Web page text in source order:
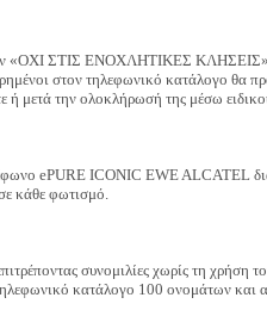
«ΟΧΙ ΣΤΙΣ ΕΝΟΧΛΗΤΙΚΕΣ ΚΛΗΣΕΙΣ»
στον τηλεφωνικό κατάλογο θα
ή μετά την ολοκλήρωσή της μέσω
ePURE ICONIC EWE ALCATEL
κάθε φωτισμό.
συνομιλίες χωρίς τη χρήση
κατάλογο 100 ονομάτων και